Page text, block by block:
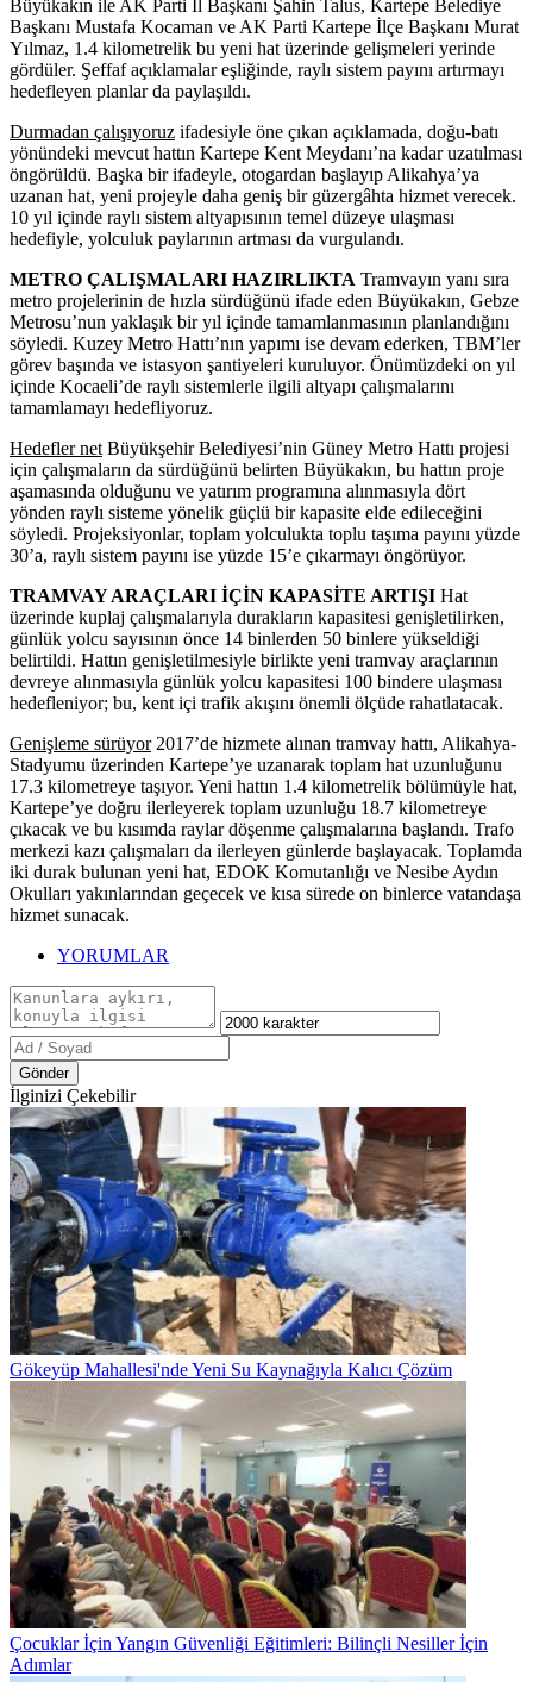
Büyükakın ile AK Parti İl Başkanı Şahin Talus, Kartepe Belediye
Başkanı Mustafa Kocaman ve AK Parti Kartepe İlçe Başkanı Murat
Yılmaz, 1.4 kilometrelik bu yeni hat üzerinde gelişmeleri yerinde
gördüler. Şeffaf açıklamalar eşliğinde, raylı sistem payını artırmayı
hedefleyen planlar da paylaşıldı.
Durmadan çalışıyoruz ifadesiyle öne çıkan açıklamada, doğu-batı
yönündeki mevcut hattın Kartepe Kent Meydanı’na kadar uzatılması
öngörüldü. Başka bir ifadeyle, otogardan başlayıp Alikahya’ya
uzanan hat, yeni projeyle daha geniş bir güzergâhta hizmet verecek.
10 yıl içinde raylı sistem altyapısının temel düzeye ulaşması
hedefiyle, yolculuk paylarının artması da vurgulandı.
METRO ÇALIŞMALARI HAZIRLIKTA Tramvayın yanı sıra
metro projelerinin de hızla sürdüğünü ifade eden Büyükakın, Gebze
Metrosu’nun yaklaşık bir yıl içinde tamamlanmasının planlandığını
söyledi. Kuzey Metro Hattı’nın yapımı ise devam ederken, TBM’ler
görev başında ve istasyon şantiyeleri kuruluyor. Önümüzdeki on yıl
içinde Kocaeli’de raylı sistemlerle ilgili altyapı çalışmalarını
tamamlamayı hedefliyoruz.
Hedefler net Büyükşehir Belediyesi’nin Güney Metro Hattı projesi
için çalışmaların da sürdüğünü belirten Büyükakın, bu hattın proje
aşamasında olduğunu ve yatırım programına alınmasıyla dört
yönden raylı sisteme yönelik güçlü bir kapasite elde edileceğini
söyledi. Projeksiyonlar, toplam yolculukta toplu taşıma payını yüzde
30’a, raylı sistem payını ise yüzde 15’e çıkarmayı öngörüyor.
TRAMVAY ARAÇLARI İÇİN KAPASİTE ARTIŞI Hat
üzerinde kuplaj çalışmalarıyla durakların kapasitesi genişletilirken,
günlük yolcu sayısının önce 14 binlerden 50 binlere yükseldiği
belirtildi. Hattın genişletilmesiyle birlikte yeni tramvay araçlarının
devreye alınmasıyla günlük yolcu kapasitesi 100 bindere ulaşması
hedefleniyor; bu, kent içi trafik akışını önemli ölçüde rahatlatacak.
Genişleme sürüyor2017’de hizmete alınan tramvay hattı, Alikahya-
Stadyumu üzerinden Kartepe’ye uzanarak toplam hat uzunluğunu
17.3 kilometreye taşıyor. Yeni hattın 1.4 kilometrelik bölümüyle hat,
Kartepe’ye doğru ilerleyerek toplam uzunluğu 18.7 kilometreye
çıkacak ve bu kısımda raylar döşenme çalışmalarına başlandı. Trafo
merkezi kazı çalışmaları da ilerleyen günlerde başlayacak. Toplamda
iki durak bulunan yeni hat, EDOK Komutanlığı ve Nesibe Aydın
Okulları yakınlarından geçecek ve kısa sürede on binlerce vatandaşa
hizmet sunacak.
YORUMLAR
Gönder
İlginizi Çekebilir
Gökeyüp Mahallesi'nde Yeni Su Kaynağıyla Kalıcı Çözüm
Çocuklar İçin Yangın Güvenliği Eğitimleri: Bilinçli Nesiller İçin
Adımlar